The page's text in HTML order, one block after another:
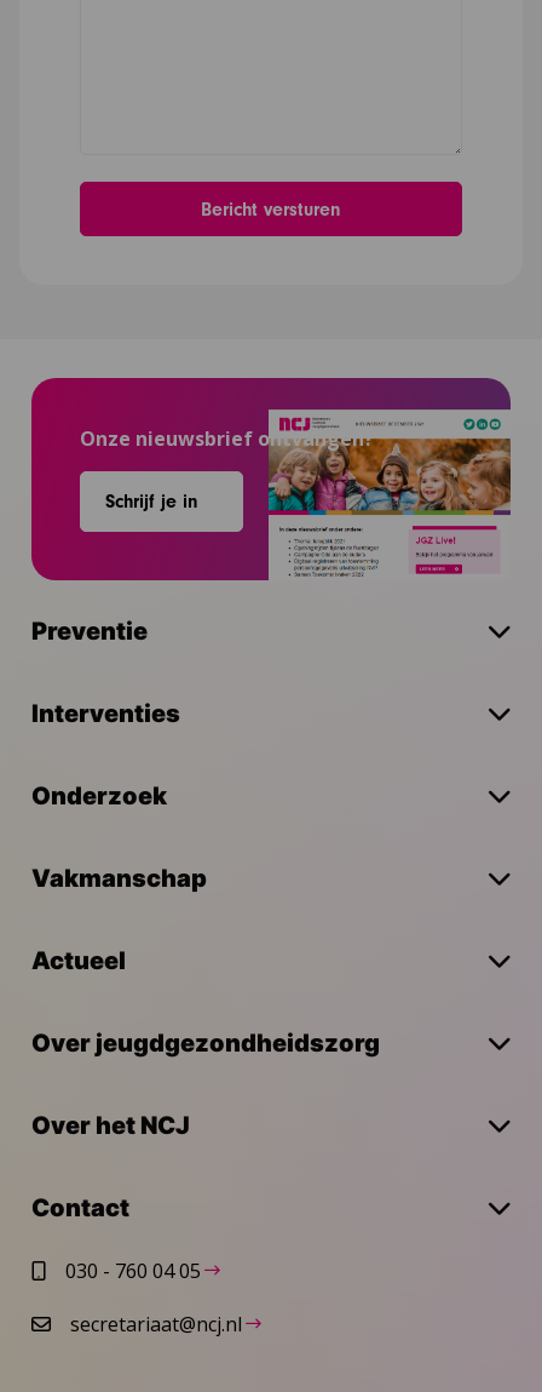
Onze nieuwsbrief ontvangen?
Schrijf je in
Preventie
Interventies
Onderzoek
Vakmanschap
Actueel
Over jeugdgezondheidszorg
Over het NCJ
Contact
030 - 760 04 05
secretariaat@ncj.nl